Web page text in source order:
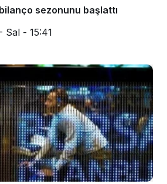
sezonunu başlattı
Sal - 15:41